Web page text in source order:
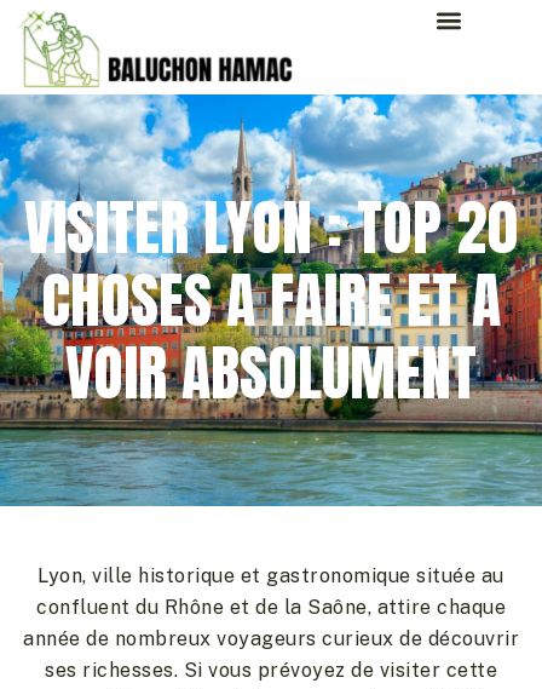
VISITER LYON : TOP 20
CHOSES A FAIRE ET A
VOIR ABSOLUMENT
Lyon, ville historique et gastronomique située au
confluent du Rhône et de la Saône, attire chaque
année de nombreux voyageurs curieux de découvrir
ses richesses. Si vous prévoyez de visiter cette